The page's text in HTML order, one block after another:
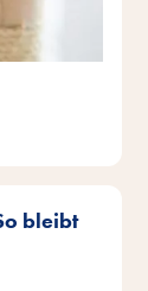
bleibt